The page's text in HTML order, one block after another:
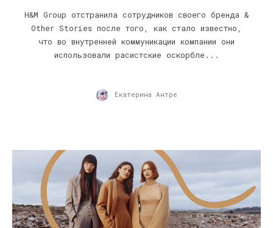
H&M Group отстранила сотрудников своего бренда &
Other Stories после того, как стало известно,
что во внутренней коммуникации компании они
использовали расистские оскорбле...
Екатерина Антре